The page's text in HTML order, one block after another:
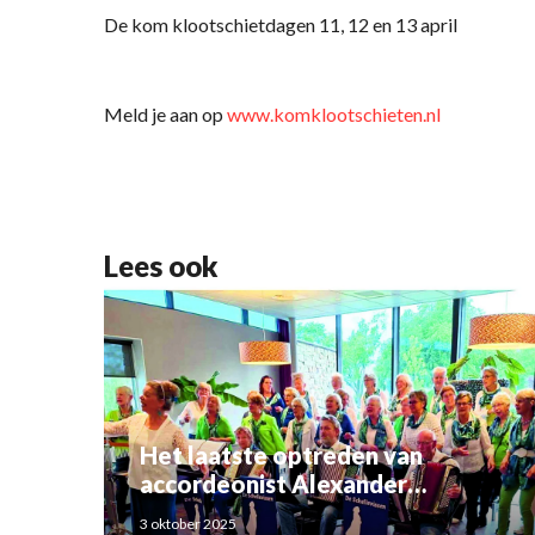
De kom klootschietdagen 11, 12 en 13 april
Meld je aan op www.komklootschieten.nl
Lees ook
Het laatste optreden van
accordeonist Alexander
Schoemaker
3 oktober 2025